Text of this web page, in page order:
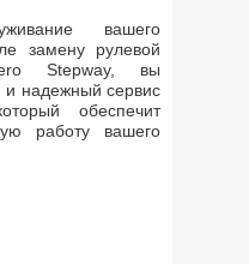
вашего
замену рулевой
Stepway, вы
и надежный сервис
обеспечит
работу вашего